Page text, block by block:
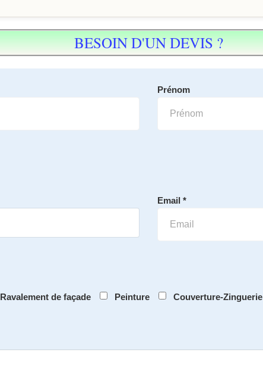
BESOIN D'UN DEVIS ?
Prénom
Email *
Ravalement de façade Peinture Couverture-Zinguerie